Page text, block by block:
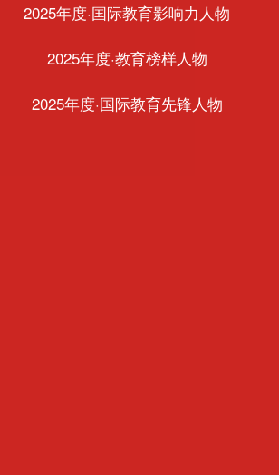
2025年度·国际教育影响力人物
2025年度·教育榜样人物
2025年度·国际教育先锋人物